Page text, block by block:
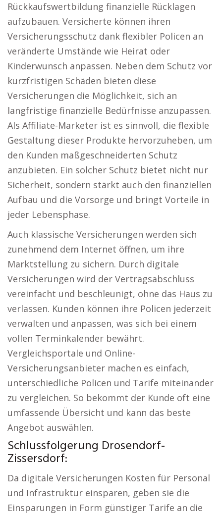
Rückkaufswertbildung finanzielle Rücklagen
aufzubauen. Versicherte können ihren
Versicherungsschutz dank flexibler Policen an
veränderte Umstände wie Heirat oder
Kinderwunsch anpassen. Neben dem Schutz vor
kurzfristigen Schäden bieten diese
Versicherungen die Möglichkeit, sich an
langfristige finanzielle Bedürfnisse anzupassen.
Als Affiliate-Marketer ist es sinnvoll, die flexible
Gestaltung dieser Produkte hervorzuheben, um
den Kunden maßgeschneiderten Schutz
anzubieten. Ein solcher Schutz bietet nicht nur
Sicherheit, sondern stärkt auch den finanziellen
Aufbau und die Vorsorge und bringt Vorteile in
jeder Lebensphase.
Auch klassische Versicherungen werden sich
zunehmend dem Internet öffnen, um ihre
Marktstellung zu sichern. Durch digitale
Versicherungen wird der Vertragsabschluss
vereinfacht und beschleunigt, ohne das Haus zu
verlassen. Kunden können ihre Policen jederzeit
verwalten und anpassen, was sich bei einem
vollen Terminkalender bewährt.
Vergleichsportale und Online-
Versicherungsanbieter machen es einfach,
unterschiedliche Policen und Tarife miteinander
zu vergleichen. So bekommt der Kunde oft eine
umfassende Übersicht und kann das beste
Angebot auswählen.
Schlussfolgerung Drosendorf-
Zissersdorf:
Da digitale Versicherungen Kosten für Personal
und Infrastruktur einsparen, geben sie die
Einsparungen in Form günstiger Tarife an die